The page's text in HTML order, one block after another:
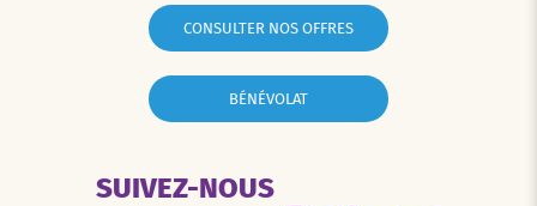
CONSULTER NOS OFFRES
BÉNÉVOLAT
SUIVEZ-NOUS